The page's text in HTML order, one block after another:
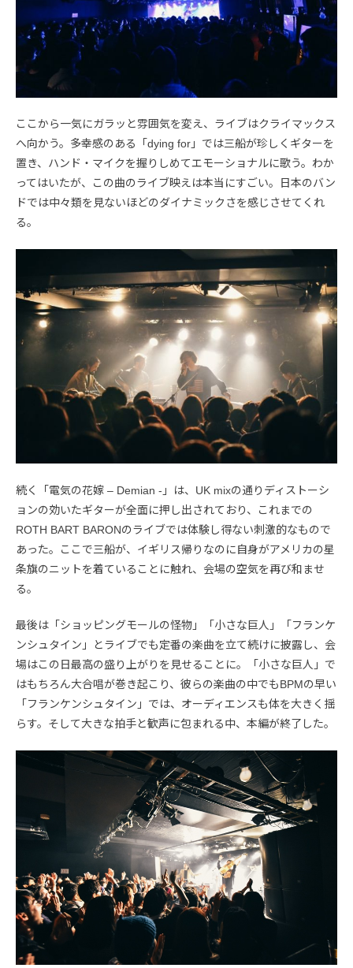
ここから一気にガラッと雰囲気を変え、ライブはクライマックス
へ向かう。多幸感のある「dying for」では三船が珍しくギターを
置き、ハンド・マイクを握りしめてエモーショナルに歌う。わか
ってはいたが、この曲のライブ映えは本当にすごい。日本のバン
ドでは中々類を見ないほどのダイナミックさを感じさせてくれ
る。
続く「電気の花嫁 – Demian -」は、UK mixの通りディストーシ
ョンの効いたギターが全面に押し出されており、これまでの
ROTH BART BARONのライブでは体験し得ない刺激的なもので
あった。ここで三船が、イギリス帰りなのに自身がアメリカの星
条旗のニットを着ていることに触れ、会場の空気を再び和ませ
る。
最後は「ショッピングモールの怪物」「小さな巨人」「フランケ
ンシュタイン」とライブでも定番の楽曲を立て続けに披露し、会
場はこの日最高の盛り上がりを見せることに。「小さな巨人」で
はもちろん大合唱が巻き起こり、彼らの楽曲の中でもBPMの早い
「フランケンシュタイン」では、オーディエンスも体を大きく揺
らす。そして大きな拍手と歓声に包まれる中、本編が終了した。